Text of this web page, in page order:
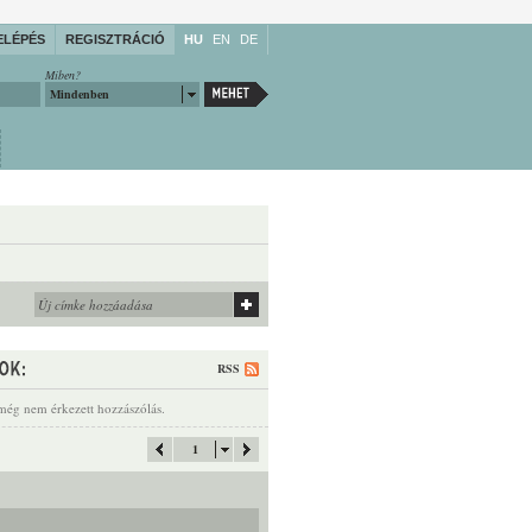
REGISZTRÁCIÓ HU EN DE
Miben?
Mindenben
RSS
nem érkezett hozzászólás.
1